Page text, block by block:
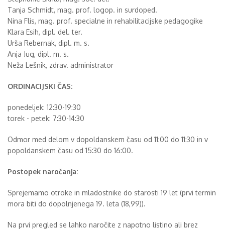
Tanja Schmidt, mag. prof. logop. in surdoped.
Nina Flis, mag. prof. specialne in rehabilitacijske pedagogike
Klara Esih, dipl. del. ter.
Urša Rebernak, dipl. m. s.
Anja Jug, dipl. m. s.
Neža Lešnik, zdrav. administrator
ORDINACIJSKI ČAS:
ponedeljek: 12:30-19:30
torek - petek: 7:30-14:30
Odmor med delom v dopoldanskem času od 11:00 do 11:30 in v
popoldanskem času od 15:30 do 16:00.
Postopek naročanja:
Sprejemamo otroke in mladostnike do starosti 19 let (prvi termin
mora biti do dopolnjenega 19. leta (18,99)).
Na prvi pregled se lahko naročite z napotno listino ali brez